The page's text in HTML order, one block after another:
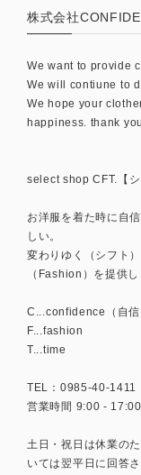
株式会社
We want to provide
We will contiune to
We hope your
happiness. thank
select shop CFT.【シ
お洋服を着た時に自
しい。
変わりゆく（シフト
（Fashion）を提供し
C...confidence（自信
F...fashion
T...time
TEL：0985-40-1411
営業時間 9:00 -
土日・祝日は休業の
いては翌平日に回答